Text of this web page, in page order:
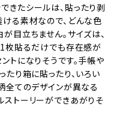
きたシールは、貼ったり剥
ける素材なので、どんな色
目立ちません。サイズは、
枚貼るだけでも存在感が
トになりそうです。手帳や
たり箱に貼ったり、いろい
全てのデザインが異なる
ストーリーができあがりそ